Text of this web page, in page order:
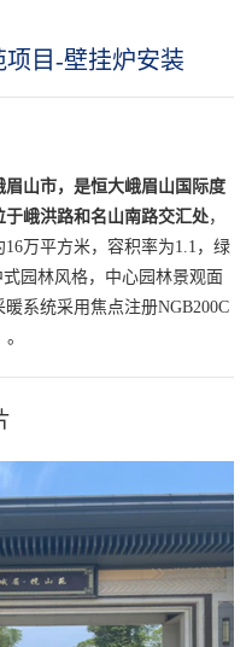
项目-壁挂炉安装
眉山市，是恒大峨眉山国际度
峨洪路和名山南路交汇处，
16 万平方米，容积率为1.1 ，绿
式园林风格，中心园林景观面
暖系统采用焦点注册NGB200C
。